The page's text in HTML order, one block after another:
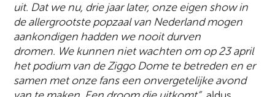
uit. Dat we nu, drie jaar later, onze eigen show in
de allergrootste popzaal van Nederland mogen
aankondigen hadden we nooit durven
dromen. We kunnen niet wachten om op 23 april
het podium van de Ziggo Dome te betreden en er
samen met onze fans een onvergetelijke avond